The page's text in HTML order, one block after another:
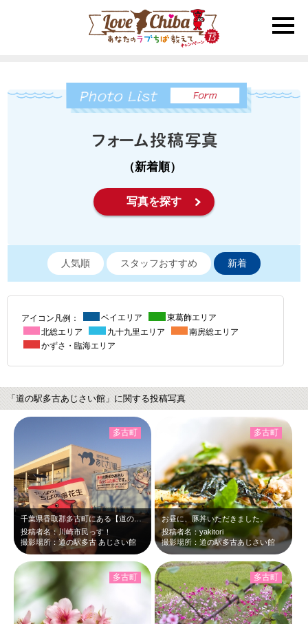
toggle
（新着順）
写真を探す
人気順 スタッフおすすめ 新着
アイコン凡例： ベイエリア
東葛飾エリア
北総エリア
九十九里エリア
南房総エリア
かずさ・臨海エリア
「道の駅多古あじさい館」に関する投稿写真
千葉県香取郡多古町にある【道の駅多古 あじさい館】で、おみやげとして買った多古…
投稿者名：川崎市民っす！
撮影場所：道の駅多古 あじさい館
多古町
お昼に、豚丼いただきました。
投稿者名：yakitori
撮影場所：道の駅多古あじさい館
多古町
多古町 多古町